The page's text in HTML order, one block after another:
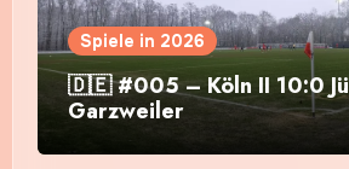
Spiele in 2026
🇩🇪 #005 – Köln II 10:0
Garzweiler